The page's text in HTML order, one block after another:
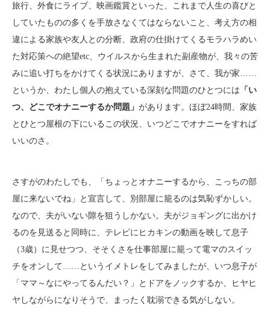
旅行、外食にライブ、映画鑑賞といった、これまで人生の喜びと
していたものの多くを手放さなくてはならないこと、考え方の相
違による家族や友人との分断、政府の仕掛けてくるモラハラめい
た対応策への絶望etc、ウイルスから生まれた副産物が、我々の苦
みに追い打ちをかけてくる状況にありますが、さて、我が家……
というか、わたし個人の抱えている深刻な問題のひとつには 「い
つ、どこでオナニーするか問題」 があります。ほぼ24時間、家族
とひとつ屋根の下にいるこの状況、いつどこでオナニーをすれば
いいのさ。
さすがのわたしでも、「ちょっとオナニーするから、こっちの部
屋に来ないでね」と宣言して、別部屋に籠るのは気恥ずかしい。
なので、夫がいない隙を狙うしかない。夫がジョギングに出かけ
るのを見送ると同時に、テレビにヒカキンの動画を映して息子
（3歳）に見せつつ、そそくさを仕事部屋に籠って電マのスイッ
チをオンして……というイメトレをしてみましたが、いつ息子が
「ママ～なにやってるんだい？」とドアをノックするか、ヒヤヒ
ヤしながらになりそうで、まったく耽溺できる気がしない。